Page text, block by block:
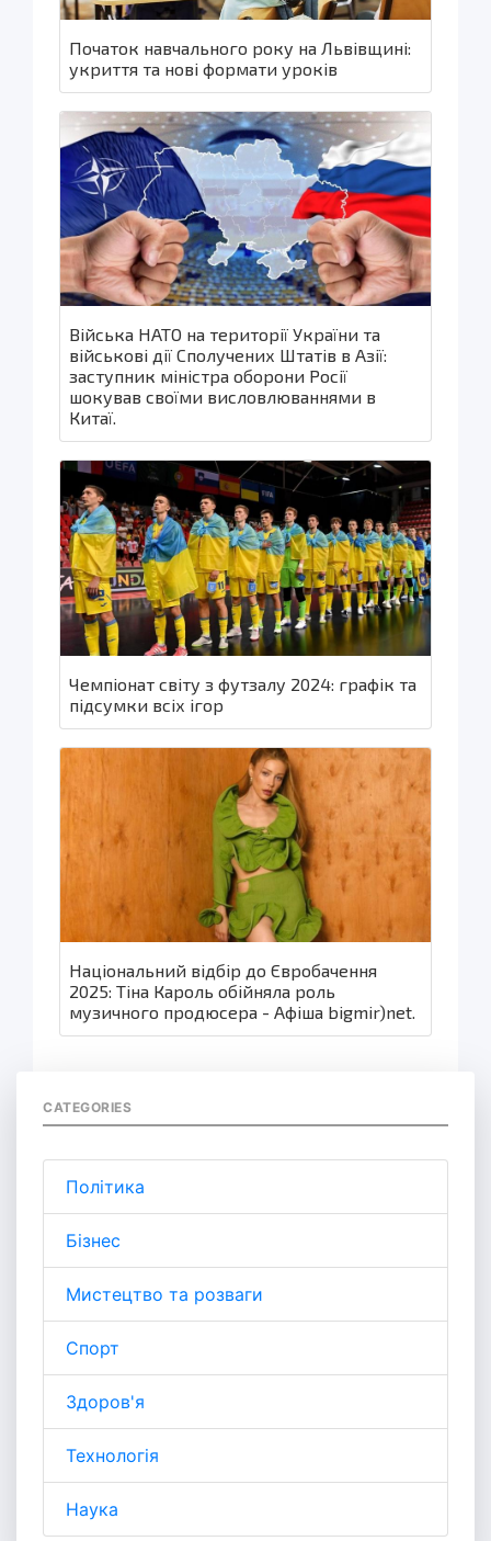
Початок навчального року на Львівщині:
укриття та нові формати уроків
Війська НАТО на території України та
військові дії Сполучених Штатів в Азії:
заступник міністра оборони Росії
шокував своїми висловлюваннями в
Китаї.
Чемпіонат світу з футзалу 2024: графік та
підсумки всіх ігор
Національний відбір до Євробачення
2025: Тіна Кароль обійняла роль
музичного продюсера - Афіша bigmir)net.
CATEGORIES
Політика
Бізнес
Мистецтво та розваги
Спорт
Здоров'я
Технологія
Наука